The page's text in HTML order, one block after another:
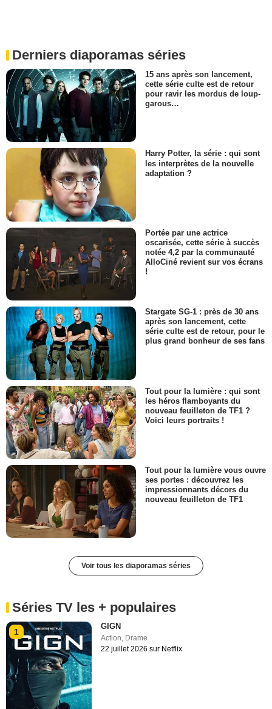
Derniers diaporamas séries
15 ans après son lancement,
cette série culte est de retour
pour ravir les mordus de loup-
garous…
Harry Potter, la série : qui sont
les interprètes de la nouvelle
adaptation ?
Portée par une actrice
oscarisée, cette série à succès
notée 4,2 par la communauté
AlloCiné revient sur vos écrans
!
Stargate SG-1 : près de 30 ans
après son lancement, cette
série culte est de retour, pour le
plus grand bonheur de ses fans
Tout pour la lumière : qui sont
les héros flamboyants du
nouveau feuilleton de TF1 ?
Voici leurs portraits !
Tout pour la lumière vous ouvre
ses portes : découvrez les
impressionnants décors du
nouveau feuilleton de TF1
Voir tous les diaporamas séries
Séries TV les + populaires
1
GIGN
Action, Drame
22 juillet 2026 sur Netflix